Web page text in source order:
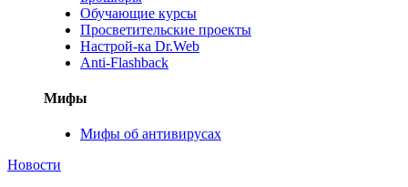
Обучающие курсы
Просветительские проекты
Настрой-ка Dr.Web
Anti-Flashback
Мифы
Мифы об антивирусах
Новости